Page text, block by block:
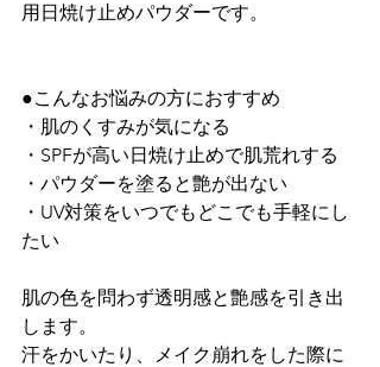
用日焼け止めパウダーです。
●こんなお悩みの方におすすめ
・肌のくすみが気になる
・SPFが高い日焼け止めで肌荒れする
・パウダーを塗ると艶が出ない
・UV対策をいつでもどこでも手軽にし
たい
肌の色を問わず透明感と艶感を引き出
します。
汗をかいたり、メイク崩れをした際に